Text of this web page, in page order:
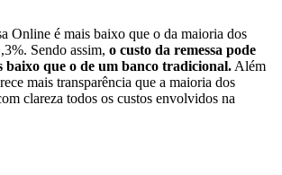
Online é mais baixo que o da maioria dos
Sendo assim, o custo da remessa pode
baixo que o de um banco tradicional. Além
mais transparência que a maioria dos
clareza todos os custos envolvidos na